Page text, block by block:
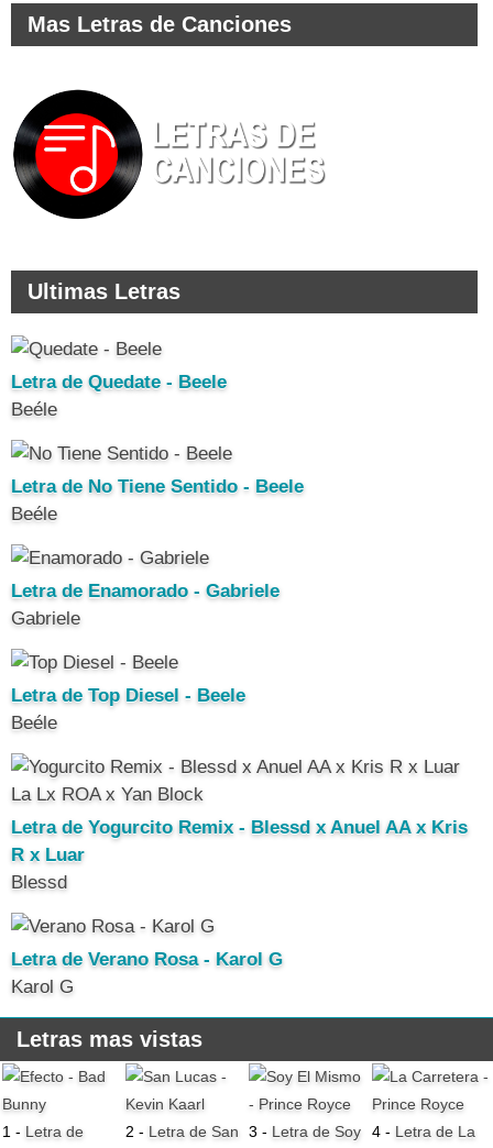
Mas Letras de Canciones
Ultimas Letras
Letra de Quedate - Beele
Beéle
Letra de No Tiene Sentido - Beele
Beéle
Letra de Enamorado - Gabriele
Gabriele
Letra de Top Diesel - Beele
Beéle
Letra de Yogurcito Remix - Blessd x Anuel AA x Kris
R x Luar
Blessd
Letra de Verano Rosa - Karol G
Karol G
Letras mas vistas
1 - Letra de
2 - Letra de San
3 - Letra de Soy
4 - Letra de La